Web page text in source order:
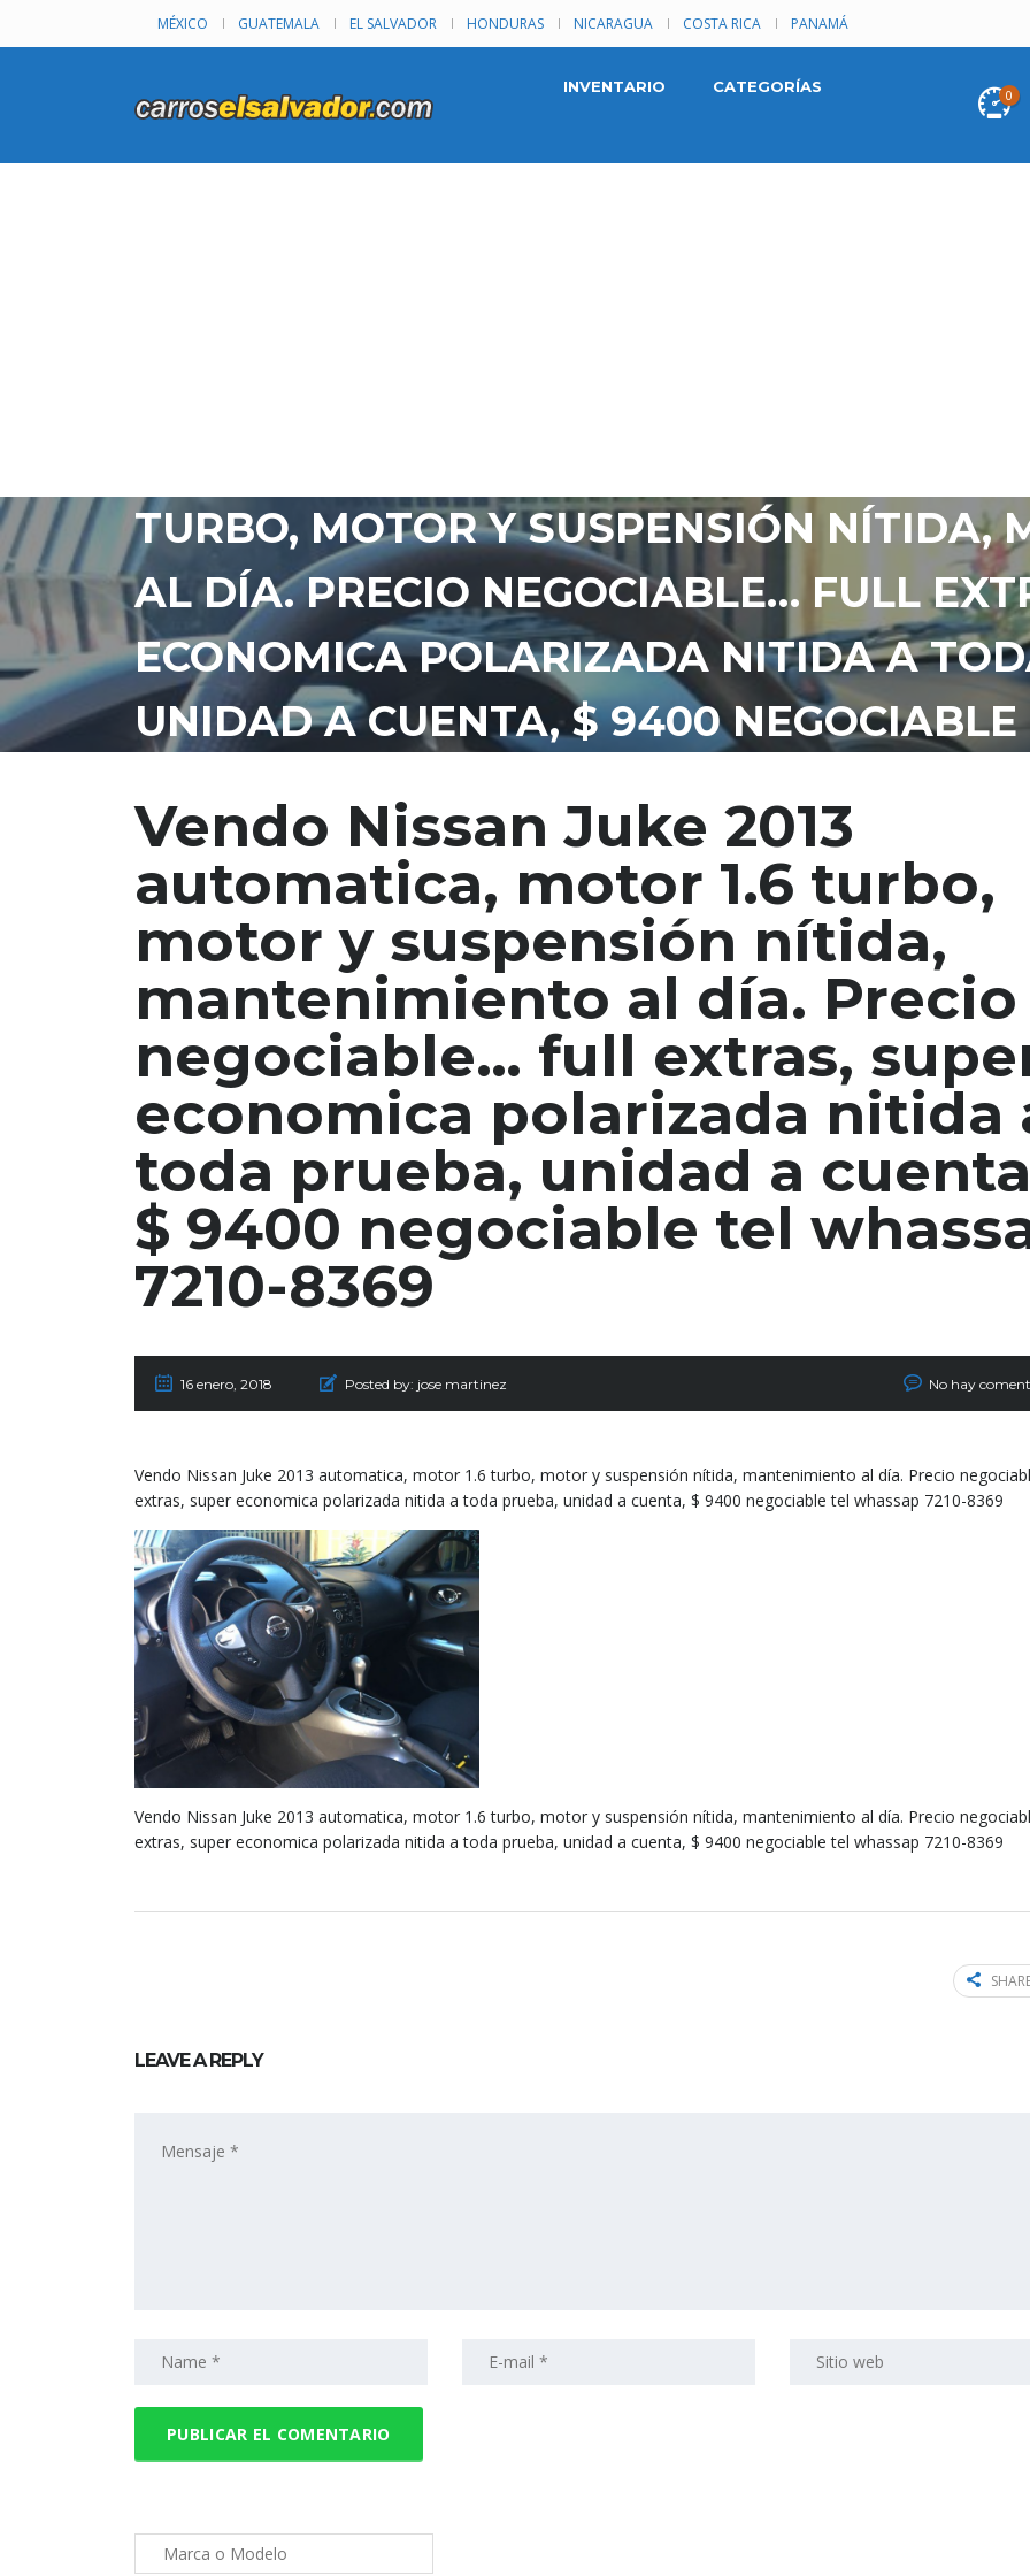
MÉXICO GUATEMALA EL SALVADOR HONDURAS NICARAGUA COSTA RICA PANAMÁ
0
INVENTARIO CATEGORÍAS
TURBO, MOTOR Y SUSPENSIÓN NÍTIDA,
AL DÍA. PRECIO NEGOCIABLE… FULL
ECONOMICA POLARIZADA NITIDA A
UNIDAD A CUENTA, $ 9400
Vendo Nissan Juke 2013
automatica, motor 1.6 turbo,
motor y suspensión nítida,
mantenimiento al día. Precio
negociable… full extras,
economica polarizada nitida
toda prueba, unidad a
$ 9400 negociable tel
7210-8369
16 enero, 2018 Posted by: jose martinez No hay
Vendo Nissan Juke 2013 automatica, motor 1.6 turbo, motor y suspensión nítida, mantenimiento al día. Precio
extras, super economica polarizada nitida a toda prueba, unidad a cuenta, $ 9400 negociable tel whassap 7210-8369
Vendo Nissan Juke 2013 automatica, motor 1.6 turbo, motor y suspensión nítida, mantenimiento al día. Precio
extras, super economica polarizada nitida a toda prueba, unidad a cuenta, $ 9400 negociable tel whassap 7210-8369
LEAVE A REPLY